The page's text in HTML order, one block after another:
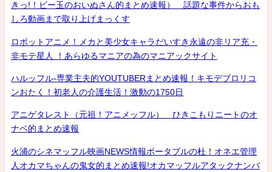
きっ!！ビー玉のおいぬさん的まとめ速報） 話題な事件からおも
しろ動画まで取り上げまっくす
ロボットアニメ！メカと美少女キャラだいすき永遠の非リア充・
非モテ星人 ！あらゆるマニアの為のマニアックサイト
ハルッフル-専業主夫的YOUTUBERまとめ速報！キモデブロリコ
ンおたく！初老人の介護生活！激動の1750日
アニゲタレスト（元祖！アニメッフル） ひきこもりニートのオ
ナベ的まとめ速報
火浦のシネマッフル映画NEWS情報ポータブルの杜！オネエ管理
人オカマちゃんの鬼女的まとめ速報!オカマッフルアタックナンバ